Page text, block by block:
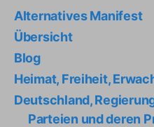
Alternatives Manifest
Übersicht
Blog
Heimat, Freiheit,
Deutschland,
Parteien und deren